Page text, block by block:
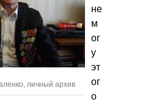
личный архив
не
м
ог
у
эт
ог
о